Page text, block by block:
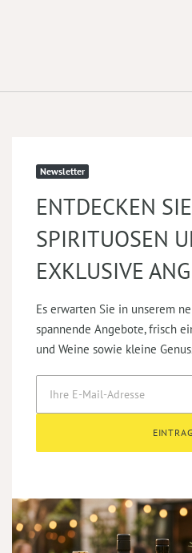
Newsletter
ENTDECKEN
SPIRITUOSEN
EXKLUSIVE
Es erwarten Sie in unserem
spannende Angebote, frisch
und Weine sowie kleine